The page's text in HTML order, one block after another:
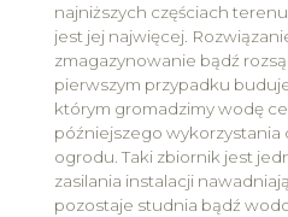
najniższych częściach
jest jej najwięcej.
zmagazynowanie bądź
pierwszym przypadku
którym gromadzimy wodę
późniejszego wykorzystania
ogrodu. Taki zbiornik jest
zasilania instalacji
pozostaje studnia bądź